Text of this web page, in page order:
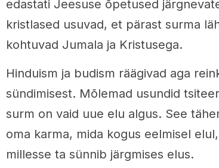
edastati Jeesuse õpetused
kristlased usuvad, et pärast surma
kohtuvad Jumala ja Kristusega.
Hinduism ja budism räägivad aga
sündimisest. Mõlemad usundid
surm on vaid uue elu algus. See
oma karma, mida kogus eelmisel
millesse ta sünnib järgmises elus.